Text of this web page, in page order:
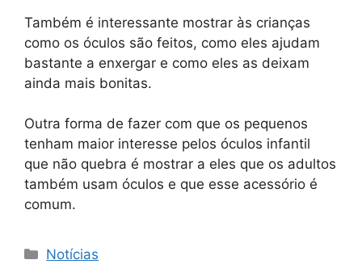
Também é interessante mostrar às crianças
como os óculos são feitos, como eles ajudam
bastante a enxergar e como eles as deixam
ainda mais bonitas.
Outra forma de fazer com que os pequenos
tenham maior interesse pelos óculos infantil
que não quebra é mostrar a eles que os adultos
também usam óculos e que esse acessório é
comum.
Categorias
Notícias